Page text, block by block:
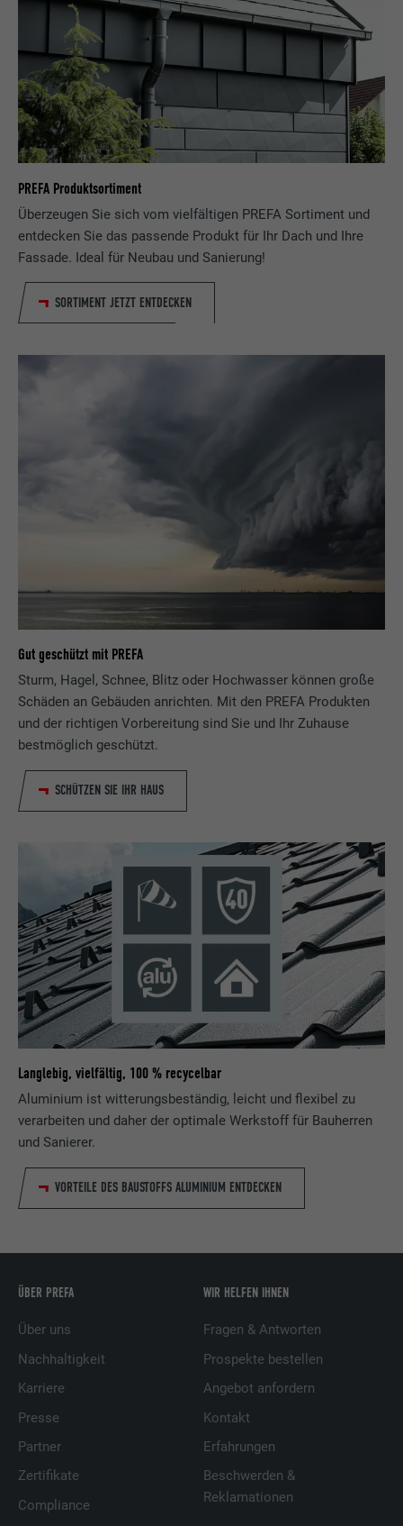
PREFA Produktsortiment
Überzeugen Sie sich vom vielfältigen PREFA Sortiment und
entdecken Sie das passende Produkt für Ihr Dach und Ihre
Fassade. Ideal für Neubau und Sanierung!
SORTIMENT JETZT ENTDECKEN
Gut geschützt mit PREFA
Sturm, Hagel, Schnee, Blitz oder Hochwasser können große
Schäden an Gebäuden anrichten. Mit den PREFA Produkten
und der richtigen Vorbereitung sind Sie und Ihr Zuhause
bestmöglich geschützt.
SCHÜTZEN SIE IHR HAUS
Langlebig, vielfältig, 100 % recycelbar
Aluminium ist witterungsbeständig, leicht und flexibel zu
verarbeiten und daher der optimale Werkstoff für Bauherren
und Sanierer.
VORTEILE DES BAUSTOFFS ALUMINIUM ENTDECKEN
ÜBER PREFA
Über uns
Nachhaltigkeit
Karriere
Presse
Partner
Zertifikate
Compliance
WIR HELFEN IHNEN
Fragen & Antworten
Prospekte bestellen
Angebot anfordern
Kontakt
Erfahrungen
Beschwerden &
Reklamationen